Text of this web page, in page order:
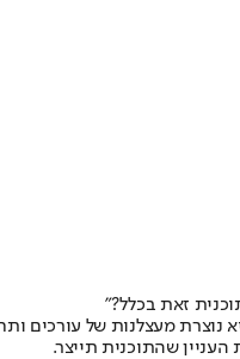
זאת בכלל?"
נוצרת מעצלנות של עורכים
שהתוכנית תייצר.